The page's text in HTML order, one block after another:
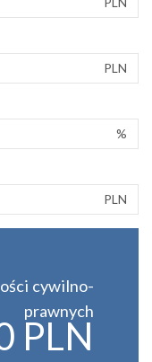
PLN
%
PLN
cywilno-
prawnych
PLN